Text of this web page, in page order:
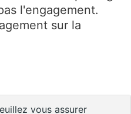
l'engagement.
sur la
vous assurer